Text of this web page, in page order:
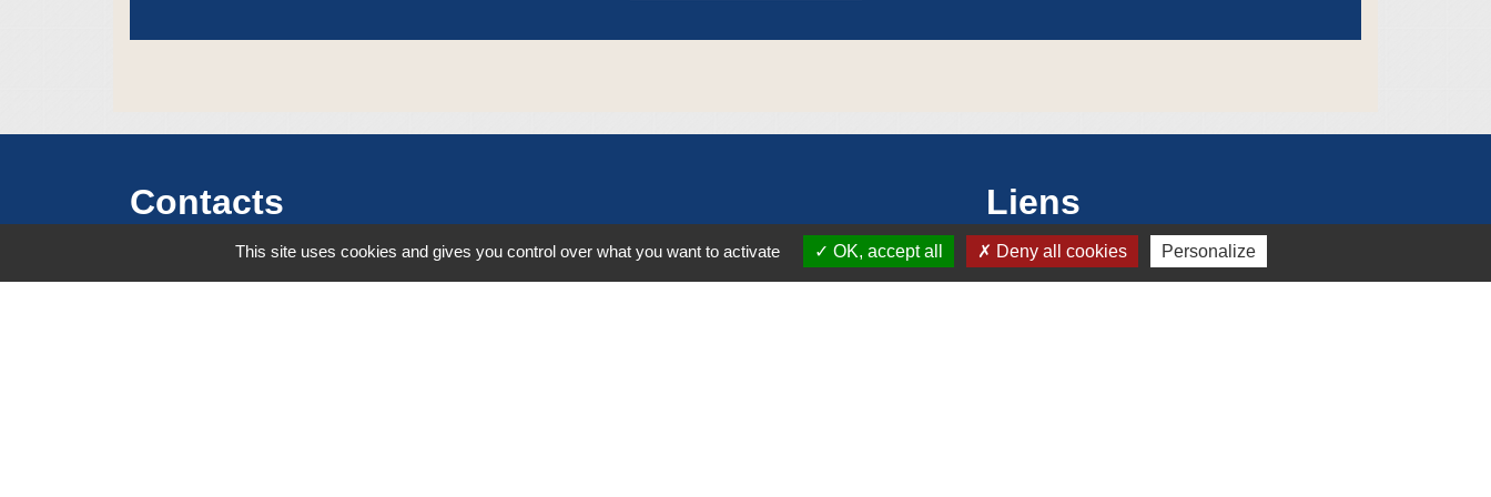
Contacts
Commune de Crêches-sur-Saône
Liens
Mâconnais Beaujolais Agglomération
This site uses cookies and gives you control over what you want to activate OK, accept all Deny all cookies Personalize